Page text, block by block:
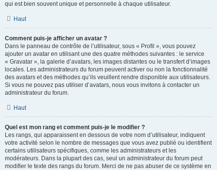
qui est bien souvent unique et personnelle à chaque utilisateur.
Haut
Comment puis-je afficher un avatar ?
Dans le panneau de contrôle de l’utilisateur, sous « Profil », vous pouvez
ajouter un avatar en utilisant une des quatre méthodes suivantes : le service
« Gravatar », la galerie d’avatars, les images distantes ou le transfert d’images
locales. Les administrateurs du forum peuvent activer ou non la fonctionnalité
des avatars et des méthodes qu’ils veuillent rendre disponible aux utilisateurs.
Si vous ne pouvez pas utiliser d’avatars, nous vous invitons à contacter un
administrateur du forum.
Haut
Quel est mon rang et comment puis-je le modifier ?
Les rangs, qui apparaissent en dessous de votre nom d’utilisateur, indiquent
votre activité selon le nombre de messages que vous avez publié ou identifient
certains utilisateurs spécifiques, comme les administrateurs et les
modérateurs. Dans la plupart des cas, seul un administrateur du forum peut
modifier le texte des rangs du forum. Merci de ne pas abuser de ce système en